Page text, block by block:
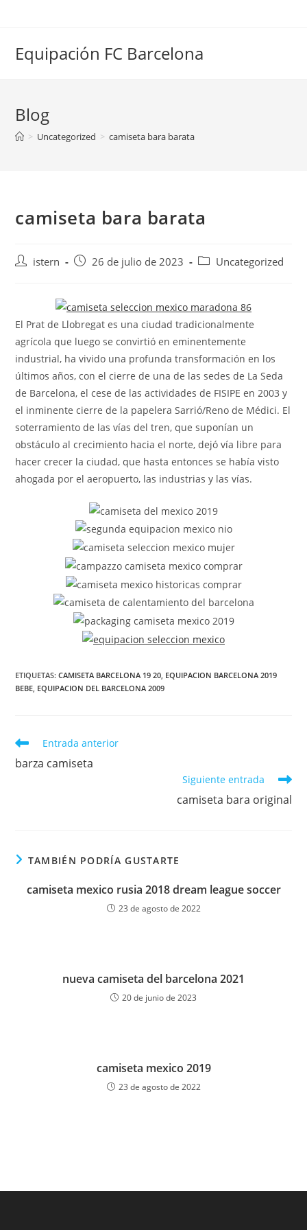
Equipación FC Barcelona
Blog
> Uncategorized > camiseta bara barata
camiseta bara barata
Autoristern
Publicación
entrada:
26 de julio de 2023
Categoría
entrada:
Uncategorized
El Prat de Llobregat es una ciudad tradicionalmente
agrícola que luego se convirtió en eminentemente
industrial, ha vivido una profunda transformación en los
últimos años, con el cierre de una de las sedes de La Seda
de Barcelona, el cese de las actividades de FISIPE en 2003 y
el inminente cierre de la papelera Sarrió/Reno de Médici. El
soterramiento de las vías del tren, que suponían un
obstáculo al crecimiento hacia el norte, dejó vía libre para
hacer crecer la ciudad, que hasta entonces se había visto
ahogada por el aeropuerto, las industrias y las vías.
ETIQUETAS:CAMISETA BARCELONA 19 20 EQUIPACION BARCELONA 2019
BEBE EQUIPACION DEL BARCELONA 2009
Leer
artículos
Entrada anterior
barza camiseta
Siguiente entrada
camiseta bara original
TAMBIÉN PODRÍA GUSTARTE
camiseta mexico rusia 2018 dream league soccer
23 de agosto de 2022
nueva camiseta del barcelona 2021
20 de junio de 2023
camiseta mexico 2019
23 de agosto de 2022